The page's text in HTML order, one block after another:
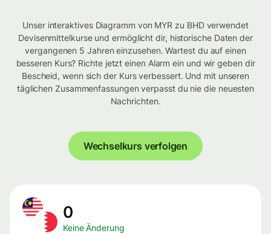
Unser interaktives Diagramm von MYR zu BHD verwendet
Devisenmittelkurse und ermöglicht dir, historische Daten der
vergangenen 5 Jahren einzusehen. Wartest du auf einen
besseren Kurs? Richte jetzt einen Alarm ein und wir geben dir
Bescheid, wenn sich der Kurs verbessert. Und mit unseren
täglichen Zusammenfassungen verpasst du nie die neuesten
Nachrichten.
Wechselkurs verfolgen
0
Keine Änderung